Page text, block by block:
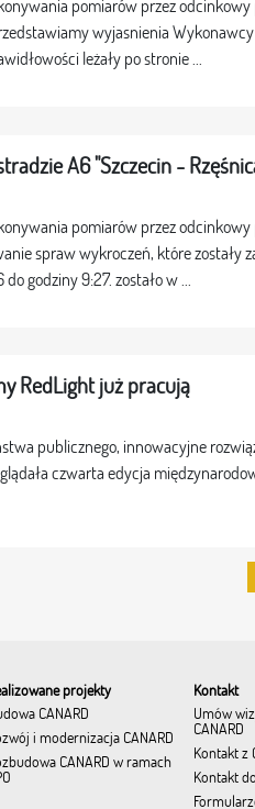
pomiarów przez odcinkowy
wyjasnienia
leżały po stronie ...
A6 "Szczecin -
pomiarów przez odcinkowy
spraw wykroczeń, które zostały
godziny 9:27. zostało w ...
RedLight już pracują
publicznego, innowacyjne
czwarta edycja
projekty
CANARD
i modernizacja CANARD
CANARD w ramach
Kontakt
Umów
CANARD
Kontakt z
Kontakt